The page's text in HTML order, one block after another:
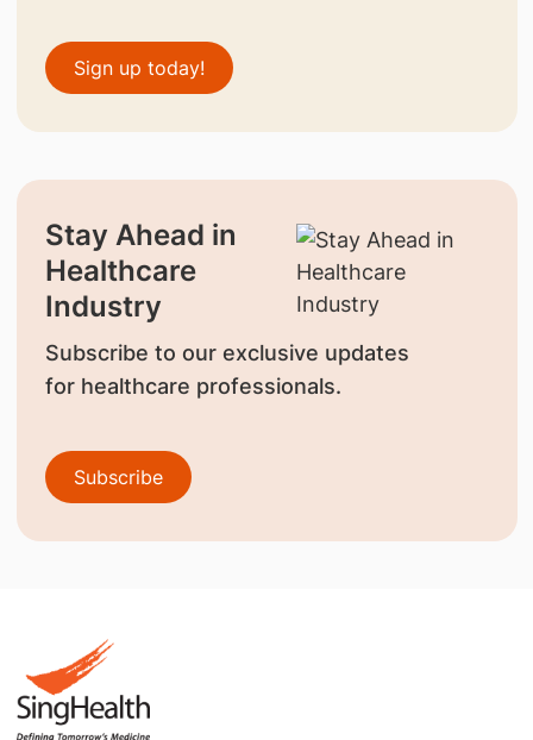
Sign up today!
Stay Ahead in
Healthcare
Industry
Subscribe to our exclusive updates
for healthcare professionals.
Subscribe